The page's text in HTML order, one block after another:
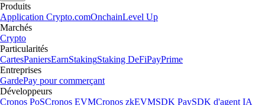
Produits
Application Crypto.comOnchainLevel Up
Marchés
Crypto
Particularités
CartesPaniersEarnStakingStaking DeFiPayPrime
Entreprises
GardePay pour commerçant
Développeurs
Cronos PoSCronos EVMCronos zkEVMSDK PaySDK d'agent IA